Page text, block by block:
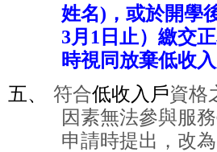
姓名) ，或於開學
3月 1 日止）繳交
時視同放棄低收
五、
符合低收入戶資格
因素無法參與服
申請時提出，改為